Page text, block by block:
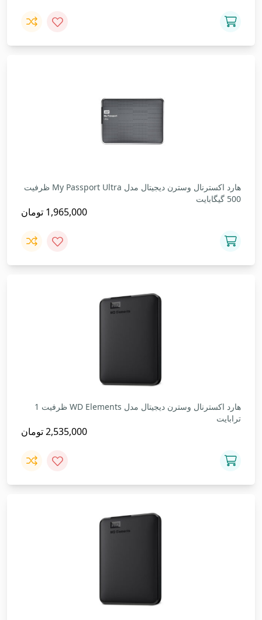
هارد اکسترنال وسترن دیجیتال مدل My Passport Ultra ظرفیت
500 گیگابایت
1,965,000 تومان
هارد اکسترنال وسترن دیجیتال مدل WD Elements ظرفیت 1
ترابایت
2,535,000تومان